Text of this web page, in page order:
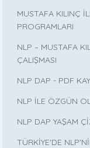
MUSTAFA KILINÇ
PROGRAMLARI
NLP – MUSTAFA
ÇALIŞMASI
NLP DAP - PDF
NLP İLE ÖZGÜN
NLP DAP YAŞAM
TÜRKİYE'DE